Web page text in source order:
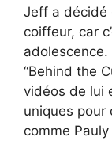
Jeff a décidé
coiffeur, car
adolescence.
“Behind the
vidéos de lui
uniques pour
comme